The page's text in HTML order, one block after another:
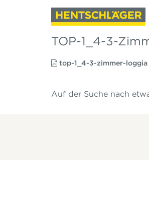
TOP-1_4-3-
top-1_4-3-zimmer-loggia
Auf der Suche nach